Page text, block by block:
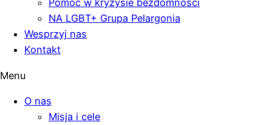
Pomoc w kryzysie bezdomności
NA LGBT+ Grupa Pelargonia
Wesprzyj nas
Kontakt
Menu
O nas
Misja i cele